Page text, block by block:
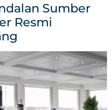
Sumber
Resmi